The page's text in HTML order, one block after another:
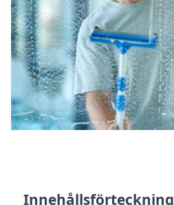
Innehållsförteckning